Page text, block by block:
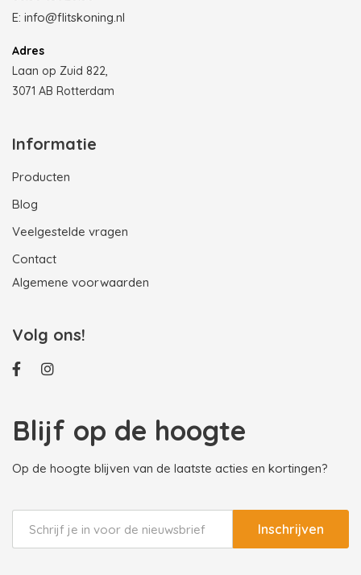
E: info@flitskoning.nl
Adres
Laan op Zuid 822,
3071 AB Rotterdam
Informatie
Producten
Blog
Veelgestelde vragen
Contact
Algemene voorwaarden
Volg ons!
Blijf op de hoogte
Op de hoogte blijven van de laatste acties en kortingen?
Inschrijven